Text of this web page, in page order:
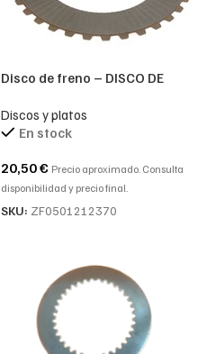
Disco de freno – DISCO DE
0501.212.370-0501 212 370
Discos y platos
En stock
20,50€ Precio aproximado. Consulta
disponibilidad y precio final.
SKU: ZF0501212370